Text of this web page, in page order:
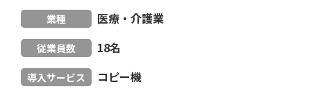
業種 医療・介護業
従業員数 18名
導入サービス コピー機